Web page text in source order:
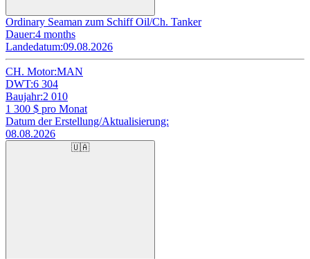
Ordinary Seaman zum Schiff Oil/Ch. Tanker
Dauer:4 months
Landedatum:09.08.2026
CH. Motor:MAN
DWT:6 304
Baujahr:2 010
1 300 $ pro Monat
Datum der Erstellung/Aktualisierung:
08.08.2026
🇺🇦